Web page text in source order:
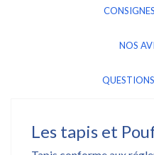
NOS
Les tapis et